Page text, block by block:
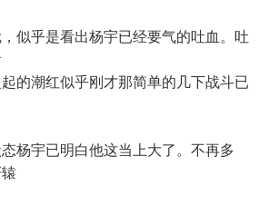
乎是看出杨宇已经要气的吐血。吐
的潮红似乎刚才那简单的几下战斗已
宇已明白他这当上大了。不再多